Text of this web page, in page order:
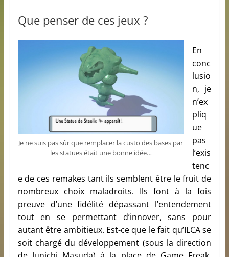
Que penser de ces jeux ?
Je ne suis pas sûr que remplacer la custo des bases par
les statues était une bonne idée…
En
conc
lusio
n, je
n’ex
pliq
ue
pas
l’exis
tenc
e de ces remakes tant ils semblent être le fruit de
nombreux choix maladroits. Ils font à la fois
preuve d’une fidélité dépassant l’entendement
tout en se permettant d’innover, sans pour
autant être ambitieux. Est-ce que le fait qu’ILCA se
soit chargé du développement (sous la direction